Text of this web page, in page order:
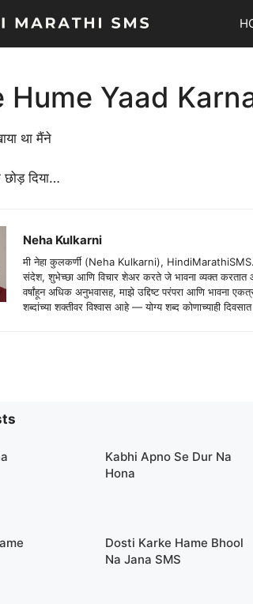
Hume Yaad
था मैंने
दिया…
Neha Kulkarni
मी नेहा कुलकर्णी (Neha Kulkarni),
संदेश, शुभेच्छा आणि विचार शेअर करते जे भावना व्यक्त
वर्षांहून अधिक अनुभवासह, माझे उद्दिष्ट परंपरा आणि भावना
शब्दांच्या शक्तीवर विश्वास आहे — योग्य शब्द कोणाच्याही
Kabhi Apno Se Dur Na
Hona
Dosti Karke Hame Bhool
Na Jana SMS